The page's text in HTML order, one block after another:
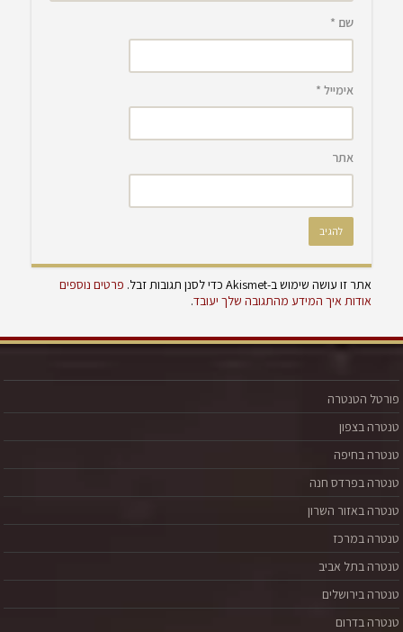
שם *
אימייל *
אתר
אתר זו עושה שימוש ב-Akismet כדי לסנן תגובות זבל.
פרטים נוספים
אודות איך המידע מהתגובה שלך יעובד.
פורטל הטנטרה
טנטרה בצפון
טנטרה בחיפה
טנטרה בפרדס חנה
טנטרה באזור השרון
טנטרה במרכז
טנטרה בתל אביב
טנטרה בירושלים
טנטרה בדרום